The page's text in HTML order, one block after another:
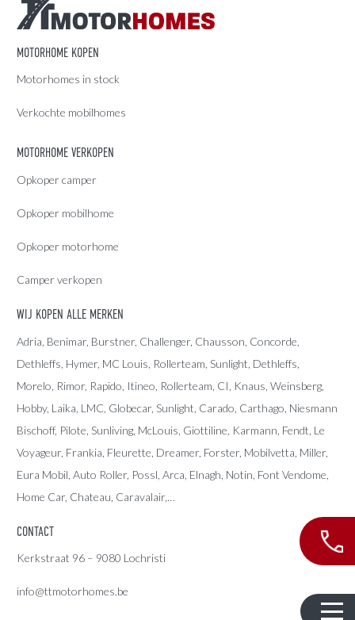
MOTORHOME KOPEN
Motorhomes in stock
Verkochte mobilhomes
MOTORHOME VERKOPEN
Opkoper camper
Opkoper mobilhome
Opkoper motorhome
Camper verkopen
WIJ KOPEN ALLE MERKEN
Adria , Benimar, Burstner, Challenger, Chausson, Concorde,
Dethleffs Hymer, MC Louis , Rollerteam, Sunlight, Dethleffs,
Morelo, Rimor, Rapido, Itineo, Rollerteam, CI, Knaus, Weinsberg,
Hobby, Laika, LMC, Globecar, Sunlight, Carado, Carthago, Niesmann
Bischoff, Pilote, Sunliving, McLouis, Giottiline, Karmann, Fendt, Le
Voyageur, Frankia, Fleurette, Dreamer, Forster, Mobilvetta, Miller,
Eura Mobil, Auto Roller, Possl, Arca, Elnagh, Notin, Font Vendome,
Home Car, Chateau, Caravalair,…
CONTACT
Kerkstraat 96 – 9080 Lochristi
info@ttmotorhomes.be